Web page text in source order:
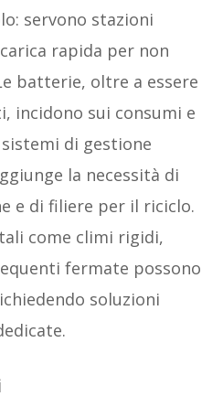
servono stazioni
rapida per non
batterie, oltre a essere
incidono sui consumi e
di gestione
la necessità di
e di filiere per il riciclo.
come climi rigidi,
fermate possono
soluzioni